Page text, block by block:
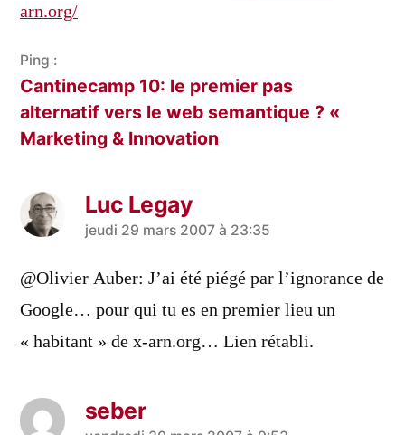
arn.org/
Ping :
Cantinecamp 10: le premier pas
alternatif vers le web semantique ? «
Marketing & Innovation
Luc Legay
a
dit :
jeudi 29 mars 2007 à 23:35
@Olivier Auber: J’ai été piégé par l’ignorance de
Google… pour qui tu es en premier lieu un
« habitant » de x-arn.org… Lien rétabli.
seber